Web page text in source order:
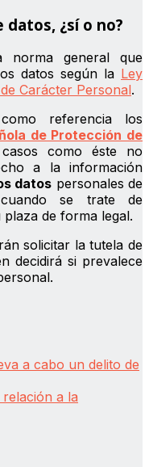
¿sí o no?
norma general que
datos según la Ley
Carácter Personal.
referencia los
de Protección de
como éste no
a la información
datos personales de
se trate de
de forma legal.
solicitar la tutela de
decidirá si prevalece
a cabo un delito de
a la